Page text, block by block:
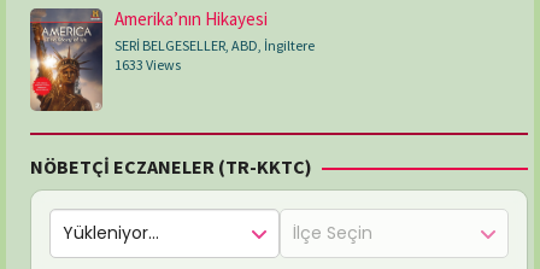
Amerika’nın Hikayesi
SERİ BELGESELLER ABD İngiltere
1633 Views
NÖBETÇİ ECZANELER (TR-KKTC)